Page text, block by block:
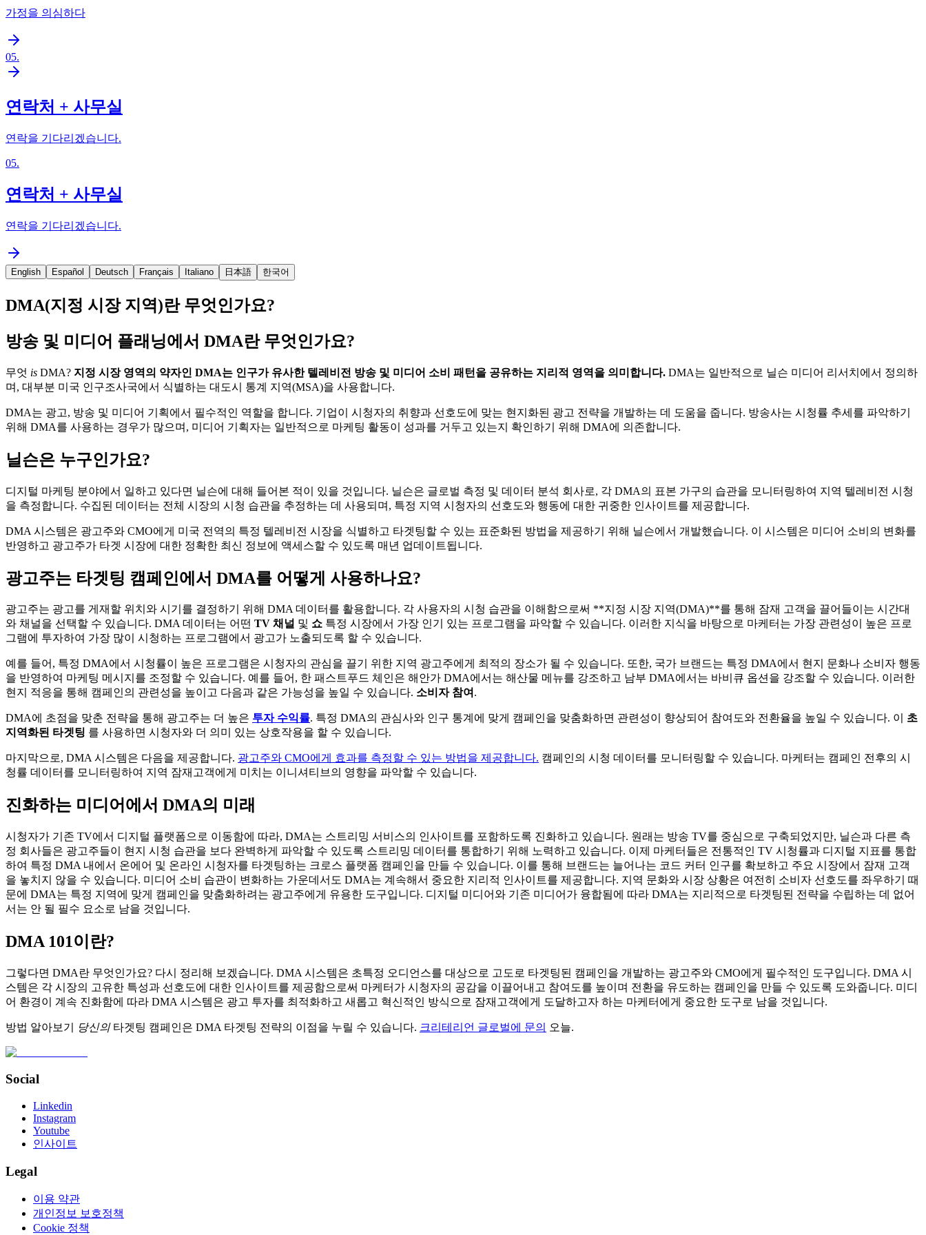
가정을 의심하다
05.
연락처 + 사무실
연락을 기다리겠습니다.
05.
연락처 + 사무실
연락을 기다리겠습니다.
English Español Deutsch Français Italiano 日本語 한국어
DMA(지정 시장 지역)란 무엇인가요?
방송 및 미디어 플래닝에서 DMA란 무엇인가요?
무엇 is DMA? 지정 시장 영역의 약자인 DMA는 인구가 유사한 텔레비전 방송 및 미디어 소비 패턴을 공유하는 지리적 영역을 의미합니다. DMA는 일반적으로 닐슨 미디어 리서치에서 정의하
며, 대부분 미국 인구조사국에서 식별하는 대도시 통계 지역(MSA)을 사용합니다.
DMA는 광고, 방송 및 미디어 기획에서 필수적인 역할을 합니다. 기업이 시청자의 취향과 선호도에 맞는 현지화된 광고 전략을 개발하는 데 도움을 줍니다. 방송사는 시청률 추세를 파악하기
위해 DMA를 사용하는 경우가 많으며, 미디어 기획자는 일반적으로 마케팅 활동이 성과를 거두고 있는지 확인하기 위해 DMA에 의존합니다.
닐슨은 누구인가요?
디지털 마케팅 분야에서 일하고 있다면 닐슨에 대해 들어본 적이 있을 것입니다. 닐슨은 글로벌 측정 및 데이터 분석 회사로, 각 DMA의 표본 가구의 습관을 모니터링하여 지역 텔레비전 시청
을 측정합니다. 수집된 데이터는 전체 시장의 시청 습관을 추정하는 데 사용되며, 특정 지역 시청자의 선호도와 행동에 대한 귀중한 인사이트를 제공합니다.
DMA 시스템은 광고주와 CMO에게 미국 전역의 특정 텔레비전 시장을 식별하고 타겟팅할 수 있는 표준화된 방법을 제공하기 위해 닐슨에서 개발했습니다. 이 시스템은 미디어 소비의 변화를
반영하고 광고주가 타겟 시장에 대한 정확한 최신 정보에 액세스할 수 있도록 매년 업데이트됩니다.
광고주는 타겟팅 캠페인에서 DMA를 어떻게 사용하나요?
광고주는 광고를 게재할 위치와 시기를 결정하기 위해 DMA 데이터를 활용합니다. 각 사용자의 시청 습관을 이해함으로써 **지정 시장 지역(DMA)**를 통해 잠재 고객을 끌어들이는 시간대
와 채널을 선택할 수 있습니다. DMA 데이터는 어떤 TV 채널 및 쇼 특정 시장에서 가장 인기 있는 프로그램을 파악할 수 있습니다. 이러한 지식을 바탕으로 마케터는 가장 관련성이 높은 프로
그램에 투자하여 가장 많이 시청하는 프로그램에서 광고가 노출되도록 할 수 있습니다.
예를 들어, 특정 DMA에서 시청률이 높은 프로그램은 시청자의 관심을 끌기 위한 지역 광고주에게 최적의 장소가 될 수 있습니다. 또한, 국가 브랜드는 특정 DMA에서 현지 문화나 소비자 행동
을 반영하여 마케팅 메시지를 조정할 수 있습니다. 예를 들어, 한 패스트푸드 체인은 해안가 DMA에서는 해산물 메뉴를 강조하고 남부 DMA에서는 바비큐 옵션을 강조할 수 있습니다. 이러한
현지 적응을 통해 캠페인의 관련성을 높이고 다음과 같은 가능성을 높일 수 있습니다. 소비자 참여 .
DMA에 초점을 맞춘 전략을 통해 광고주는 더 높은 투자 수익률. 특정 DMA의 관심사와 인구 통계에 맞게 캠페인을 맞춤화하면 관련성이 향상되어 참여도와 전환율을 높일 수 있습니다. 이 초
지역화된 타겟팅 를 사용하면 시청자와 더 의미 있는 상호작용을 할 수 있습니다.
마지막으로, DMA 시스템은 다음을 제공합니다. 광고주와 CMO에게 효과를 측정할 수 있는 방법을 제공합니다. 캠페인의 시청 데이터를 모니터링할 수 있습니다. 마케터는 캠페인 전후의 시
청률 데이터를 모니터링하여 지역 잠재고객에게 미치는 이니셔티브의 영향을 파악할 수 있습니다.
진화하는 미디어에서 DMA의 미래
시청자가 기존 TV에서 디지털 플랫폼으로 이동함에 따라, DMA는 스트리밍 서비스의 인사이트를 포함하도록 진화하고 있습니다. 원래는 방송 TV를 중심으로 구축되었지만, 닐슨과 다른 측
정 회사들은 광고주들이 현지 시청 습관을 보다 완벽하게 파악할 수 있도록 스트리밍 데이터를 통합하기 위해 노력하고 있습니다. 이제 마케터들은 전통적인 TV 시청률과 디지털 지표를 통합
하여 특정 DMA 내에서 온에어 및 온라인 시청자를 타겟팅하는 크로스 플랫폼 캠페인을 만들 수 있습니다. 이를 통해 브랜드는 늘어나는 코드 커터 인구를 확보하고 주요 시장에서 잠재 고객
을 놓치지 않을 수 있습니다. 미디어 소비 습관이 변화하는 가운데서도 DMA는 계속해서 중요한 지리적 인사이트를 제공합니다. 지역 문화와 시장 상황은 여전히 소비자 선호도를 좌우하기 때
문에 DMA는 특정 지역에 맞게 캠페인을 맞춤화하려는 광고주에게 유용한 도구입니다. 디지털 미디어와 기존 미디어가 융합됨에 따라 DMA는 지리적으로 타겟팅된 전략을 수립하는 데 없어
서는 안 될 필수 요소로 남을 것입니다.
DMA 101이란?
그렇다면 DMA란 무엇인가요? 다시 정리해 보겠습니다. DMA 시스템은 초특정 오디언스를 대상으로 고도로 타겟팅된 캠페인을 개발하는 광고주와 CMO에게 필수적인 도구입니다. DMA 시
스템은 각 시장의 고유한 특성과 선호도에 대한 인사이트를 제공함으로써 마케터가 시청자의 공감을 이끌어내고 참여도를 높이며 전환을 유도하는 캠페인을 만들 수 있도록 도와줍니다. 미디
어 환경이 계속 진화함에 따라 DMA 시스템은 광고 투자를 최적화하고 새롭고 혁신적인 방식으로 잠재고객에게 도달하고자 하는 마케터에게 중요한 도구로 남을 것입니다.
방법 알아보기 당신의타겟팅 캠페인은 DMA 타겟팅 전략의 이점을 누릴 수 있습니다. 크리테리언 글로벌에 문의 오늘.
Social
Linkedin
Instagram
Youtube
인사이트
Legal
이용 약관
개인정보 보호정책
Cookie 정책